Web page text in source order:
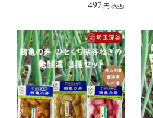
497 円 (税込)